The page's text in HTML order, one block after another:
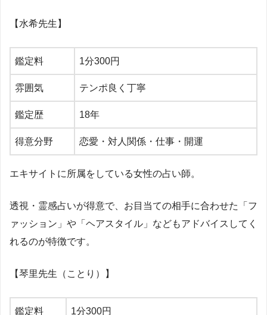
【水希先生】
鑑定料 1分300円
雰囲気 テンポ良く丁寧
鑑定歴 18年
得意分野 恋愛・対人関係・仕事・開運
エキサイトに所属をしている女性の占い師。
透視・霊感占いが得意で、お目当ての相手に合わせた「フ
ァッション」や「ヘアスタイル」などもアドバイスしてく
れるのが特徴です。
【琴里先生（ことり）】
鑑定料 1分300円